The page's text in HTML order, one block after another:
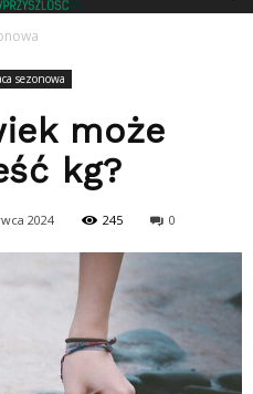
sezonowa
może
kg?
2024 245 0